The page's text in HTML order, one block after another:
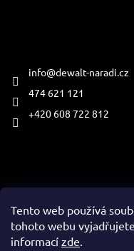
Tento web používá
tohoto webu
informací zde.
info@dewalt-naradi.cz
474 621 121
+420 608 722 812